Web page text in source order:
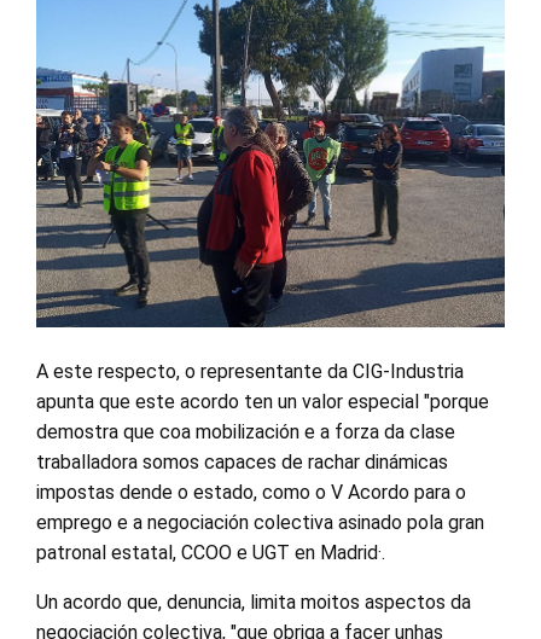
A este respecto, o representante da CIG-Industria
apunta que este acordo ten un valor especial "porque
demostra que coa mobilización e a forza da clase
traballadora somos capaces de rachar dinámicas
impostas dende o estado, como o V Acordo para o
emprego e a negociación colectiva asinado pola gran
patronal estatal, CCOO e UGT en Madrid·.
Un acordo que, denuncia, limita moitos aspectos da
negociación colectiva, "que obriga a facer unhas